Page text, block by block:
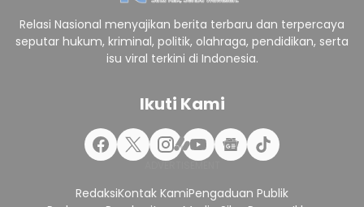
Relasi Nasional menyajikan berita terbaru dan terpercaya
seputar hukum, kriminal, politik, olahraga, pendidikan, serta
isu viral terkini di Indonesia.
Ikuti Kami
RedaksiKontak KamiPengaduan Publik